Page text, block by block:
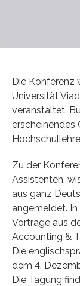
Die Konferenz
Universität
veranstaltet.
erscheinendes
Zu der
Assistenten,
aus ganz
angemeldet.
Vorträge aus
Accounting &
Die
dem 4.
Die Tagung